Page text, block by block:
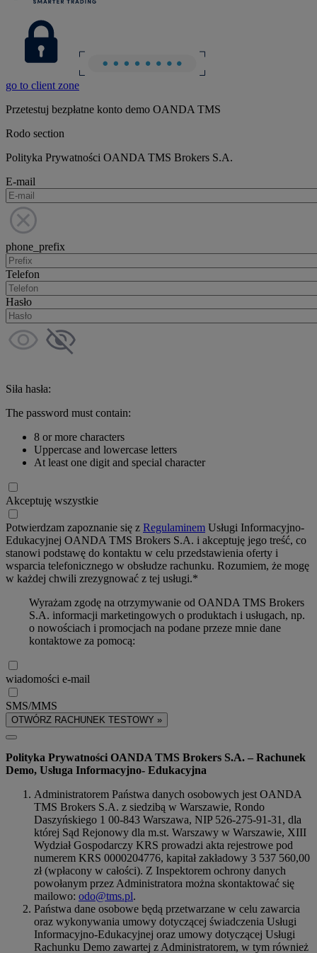
go to client zone
Przetestuj bezpłatne konto demo OANDA TMS
Rodo section
Polityka Prywatności OANDA TMS Brokers S.A.
E-mail
phone_prefix
Telefon
Hasło
Siła hasła:
The password must contain:
8 or more characters
Uppercase and lowercase letters
At least one digit and special character
Akceptuję wszystkie
Potwierdzam zapoznanie się z Regulaminem Usługi Informacyjno-
Edukacyjnej OANDA TMS Brokers S.A. i akceptuję jego treść, co
stanowi podstawę do kontaktu w celu przedstawienia oferty i
wsparcia telefonicznego w obsłudze rachunku. Rozumiem, że mogę
w każdej chwili zrezygnować z tej usługi.*
Wyrażam zgodę na otrzymywanie od OANDA TMS Brokers
S.A. informacji marketingowych o produktach i usługach, np.
o nowościach i promocjach na podane przeze mnie dane
kontaktowe za pomocą:
wiadomości e-mail
SMS/MMS
OTWÓRZ RACHUNEK TESTOWY »
Polityka Prywatności OANDA TMS Brokers S.A. – Rachunek
Demo, Usługa Informacyjno- Edukacyjna
Administratorem Państwa danych osobowych jest OANDA
TMS Brokers S.A. z siedzibą w Warszawie, Rondo
Daszyńskiego 1 00-843 Warszawa, NIP 526-275-91-31, dla
której Sąd Rejonowy dla m.st. Warszawy w Warszawie, XIII
Wydział Gospodarczy KRS prowadzi akta rejestrowe pod
numerem KRS 0000204776, kapitał zakładowy 3 537 560,00
zł (wpłacony w całości). Z Inspektorem ochrony danych
powołanym przez Administratora można skontaktować się
mailowo: odo@tms.pl.
Państwa dane osobowe będą przetwarzane w celu zawarcia
oraz wykonywania umowy dotyczącej świadczenia Usługi
Informacyjno-Edukacyjnej oraz umowy dotyczącej Usługi
Rachunku Demo zawartej z Administratorem, w tym również